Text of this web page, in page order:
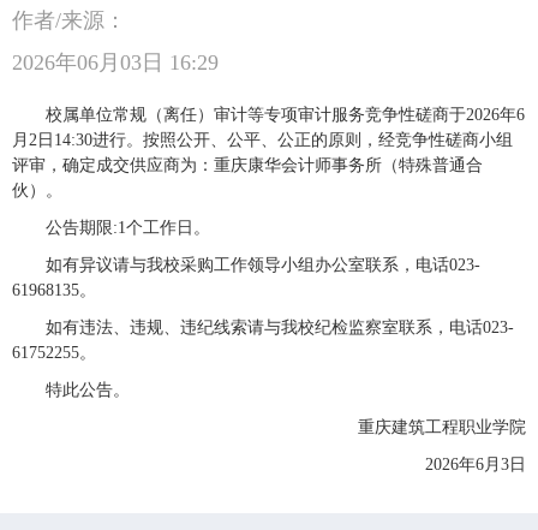
作者/来源：
2026年06月03日 16:29
校属单位常规（离任）审计等专项审计服务竞争性磋商于2026年6
月2日14:30进行。按照公开、公平、公正的原则，经竞争性磋商小组
评审，确定成交供应商为：重庆康华会计师事务所（特殊普通合
伙）。
公告期限:1个工作日。
如有异议请与我校采购工作领导小组办公室联系，电话023-
61968135。
如有违法、违规、违纪线索请与我校纪检监察室联系，电话023-
61752255。
特此公告。
重庆建筑工程职业学院
2026年6月3日